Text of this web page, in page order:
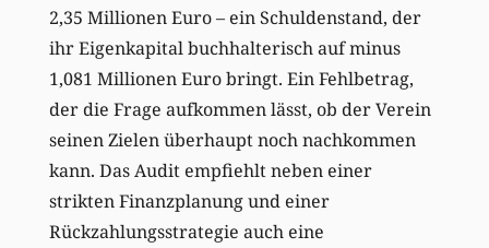
2,35 Millionen Euro – ein Schuldenstand, der
ihr Eigenkapital buchhalterisch auf minus
1,081 Millionen Euro bringt. Ein Fehlbetrag,
der die Frage aufkommen lässt, ob der Verein
seinen Zielen überhaupt noch nachkommen
kann. Das Audit empfiehlt neben einer
strikten Finanzplanung und einer
Rückzahlungsstrategie auch eine